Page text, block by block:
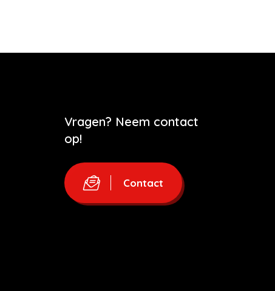
Vragen? Neem contact
op!
Contact